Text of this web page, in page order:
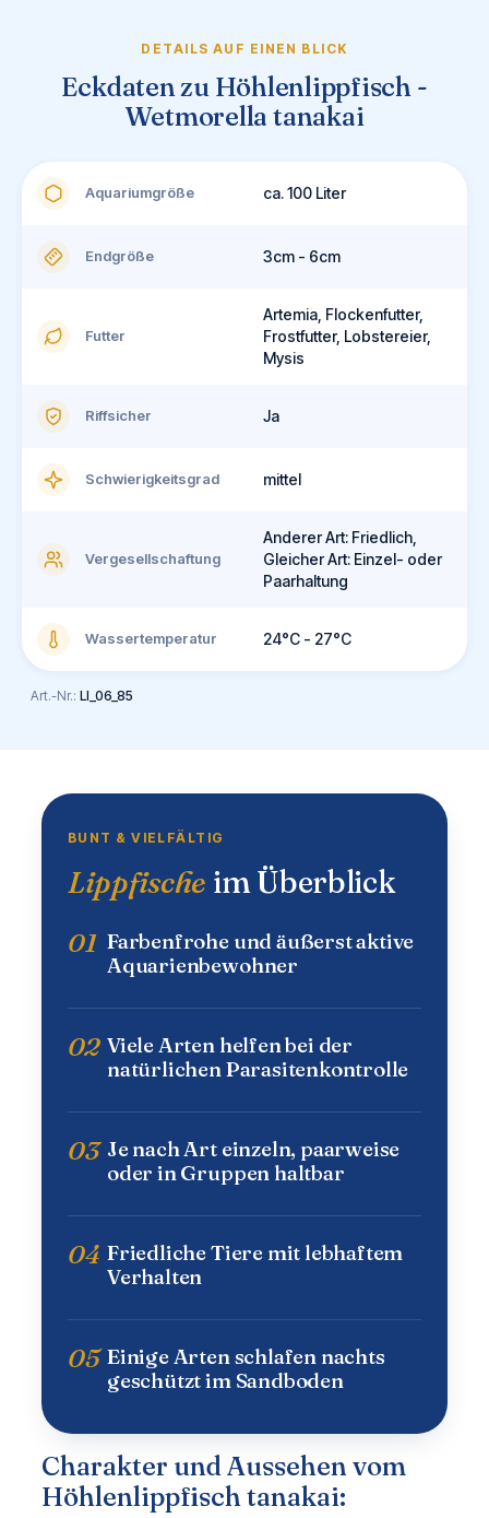
DETAILS AUF EINEN BLICK
Eckdaten zu Höhlenlippfisch -
Wetmorella tanakai
Aquariumgröße ca. 100 Liter
Endgröße 3cm - 6cm
Futter
Artemia, Flockenfutter,
Frostfutter, Lobstereier,
Mysis
Riffsicher Ja
Schwierigkeitsgrad mittel
Vergesellschaftung
Anderer Art: Friedlich,
Gleicher Art: Einzel- oder
Paarhaltung
Wassertemperatur 24°C - 27°C
Art.-Nr.: LI_06_85
BUNT & VIELFÄLTIG
Lippfische im Überblick
01 Farbenfrohe und äußerst aktive
Aquarienbewohner
02 Viele Arten helfen bei der
natürlichen Parasitenkontrolle
03 Je nach Art einzeln, paarweise
oder in Gruppen haltbar
04 Friedliche Tiere mit lebhaftem
Verhalten
05 Einige Arten schlafen nachts
geschützt im Sandboden
Charakter und Aussehen vom
Höhlenlippfisch tanakai: